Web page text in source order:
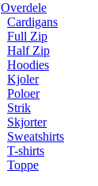
Overdele
Cardigans
Full Zip
Half Zip
Hoodies
Kjoler
Poloer
Strik
Skjorter
Sweatshirts
T-shirts
Toppe